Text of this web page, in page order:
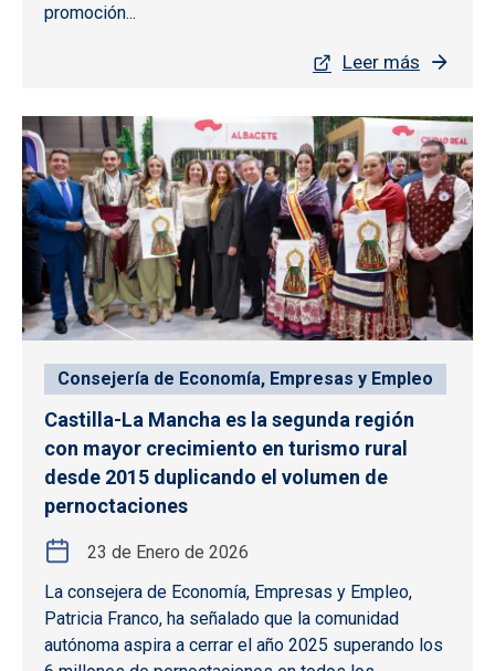
promoción...
Leer más
Consejería de Economía, Empresas y Empleo
Castilla-La Mancha es la segunda región
con mayor crecimiento en turismo rural
desde 2015 duplicando el volumen de
pernoctaciones
23 de Enero de 2026
La consejera de Economía, Empresas y Empleo,
Patricia Franco, ha señalado que la comunidad
autónoma aspira a cerrar el año 2025 superando los